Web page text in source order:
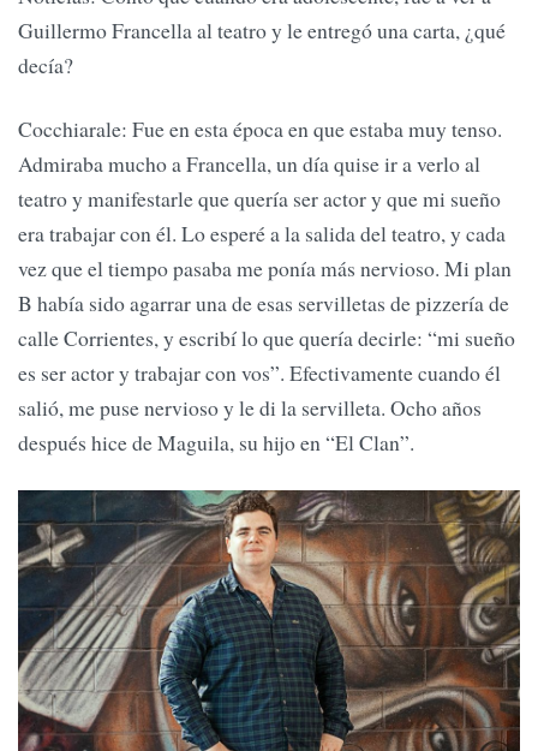
Guillermo Francella al teatro y le entregó una carta, ¿qué
decía?
Cocchiarale: Fue en esta época en que estaba muy tenso.
Admiraba mucho a Francella, un día quise ir a verlo al
teatro y manifestarle que quería ser actor y que mi sueño
era trabajar con él. Lo esperé a la salida del teatro, y cada
vez que el tiempo pasaba me ponía más nervioso. Mi plan
B había sido agarrar una de esas servilletas de pizzería de
calle Corrientes, y escribí lo que quería decirle: “mi sueño
es ser actor y trabajar con vos”. Efectivamente cuando él
salió, me puse nervioso y le di la servilleta. Ocho años
después hice de Maguila, su hijo en “El Clan”.